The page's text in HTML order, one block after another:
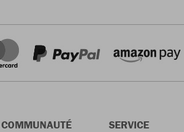
COMMUNAUTÉ
SERVICE